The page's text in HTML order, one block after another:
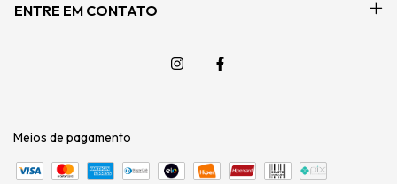
ENTRE EM CONTATO
Meios de pagamento